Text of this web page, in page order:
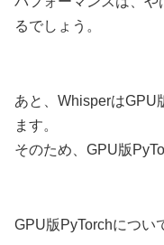
るでしょう。
あと、WhisperはGPU
ます。
そのため、GPU版
GPU版PyTorchについ